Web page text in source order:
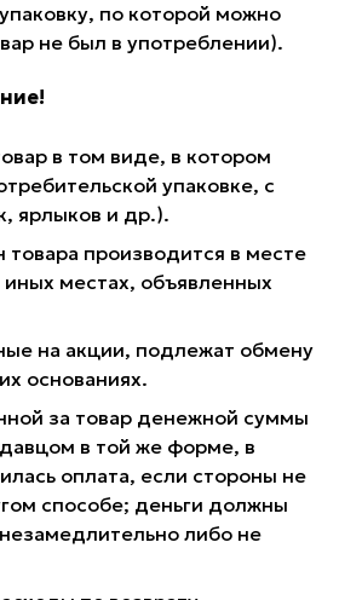
по которой можно
не был в употреблении).
в том виде, в котором
упаковке, с
ярлыков и др.).
товара производится в месте
местах, объявленных
на акции, подлежат обмену
основаниях.
за товар денежной суммы
в той же форме, в
оплата, если стороны не
способе; деньги должны
либо не